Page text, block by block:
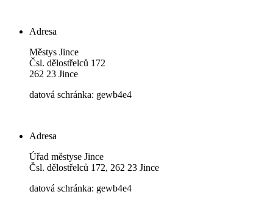
Adresa
Městys Jince
Čsl. dělostřelců 172
262 23 Jince
datová schránka: gewb4e4
Adresa
Úřad městyse Jince
Čsl. dělostřelců 172, 262 23 Jince
datová schránka: gewb4e4